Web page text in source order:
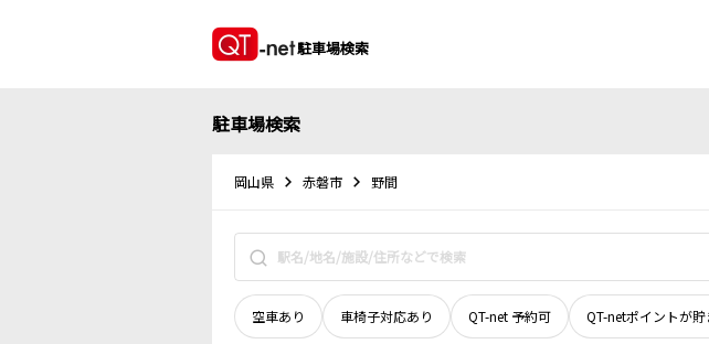
駐車場検索
駐車場検索
岡山県 赤磐市 野間
空車あり 車椅子対応あり QT-net 予約可 QT-netポイントが貯